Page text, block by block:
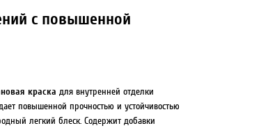
с повышенной
краска для внутренней отделки
повышенной прочностью и устойчивостью
легкий блеск. Содержит добавки